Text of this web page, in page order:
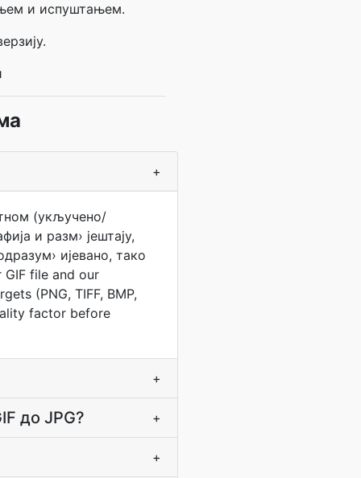
и испуштањем.
+
(укључено/
и разм› јештају,
ијевано, тако
file and our
(PNG, TIFF, BMP,
factor before
+
до JPG? +
+